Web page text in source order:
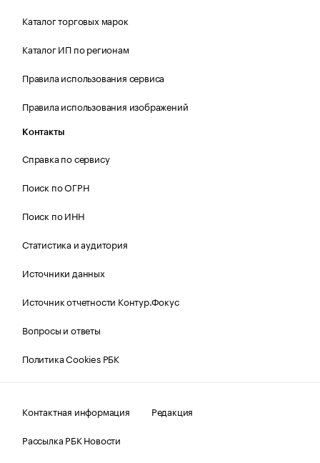
Каталог торговых марок
Каталог ИП по регионам
Правила использования сервиса
Правила использования изображений
Контакты
Справка по сервису
Поиск по ОГРН
Поиск по ИНН
Статистика и аудитория
Источники данных
Источник отчетности Контур.Фокус
Вопросы и ответы
Политика Cookies РБК
Контактная информация
Редакция
Рассылка РБК Новости